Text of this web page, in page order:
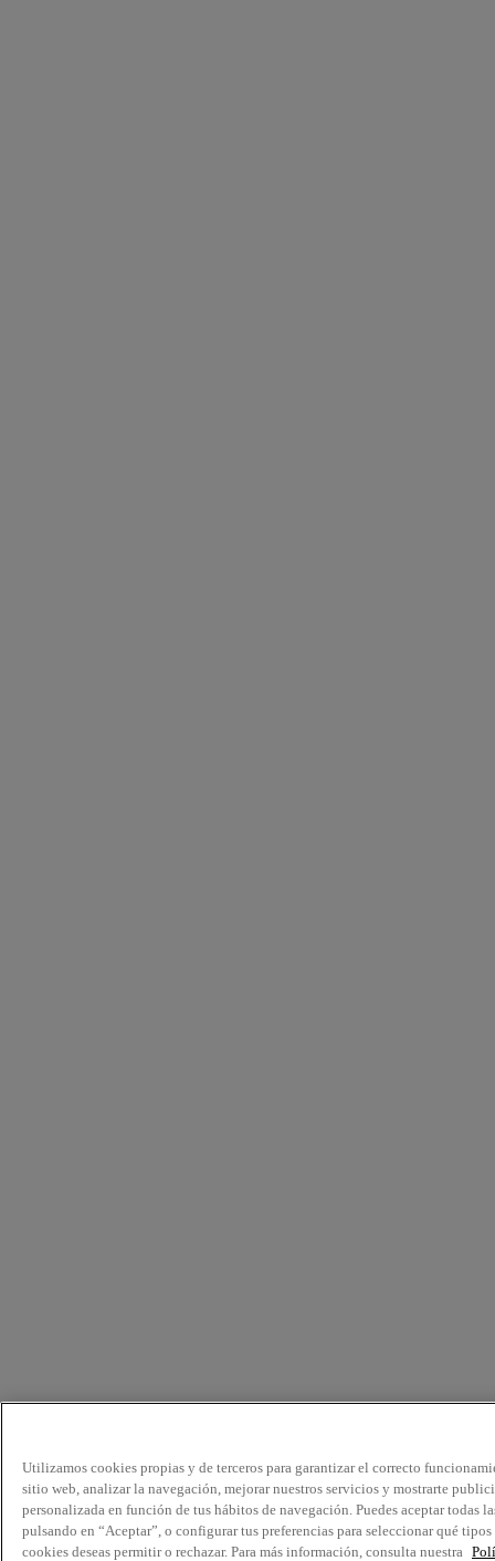
Utilizamos cookies propias y de terceros para garantizar el correcto
sitio web, analizar la navegación, mejorar nuestros servicios y mostrarte
personalizada en función de tus hábitos de navegación. Puedes aceptar todas
pulsando en “Aceptar”, o configurar tus preferencias para seleccionar qué tipos
cookies deseas permitir o rechazar. Para más información, consulta nuestra